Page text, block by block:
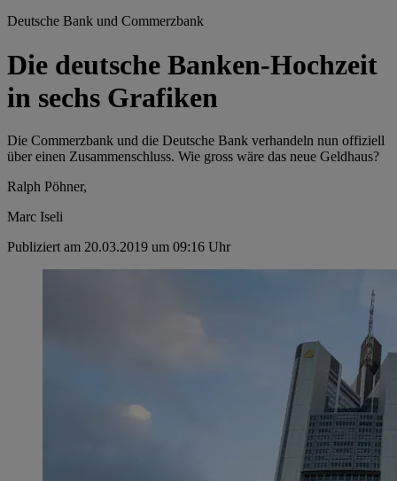
Deutsche Bank und Commerzbank
Die deutsche Banken-Hochzeit
in sechs Grafiken
Die Commerzbank und die Deutsche Bank verhandeln nun offiziell
über einen Zusammenschluss. Wie gross wäre das neue Geldhaus?
Ralph Pöhner,
Marc Iseli
Publiziert am 20.03.2019 um 09:16 Uhr